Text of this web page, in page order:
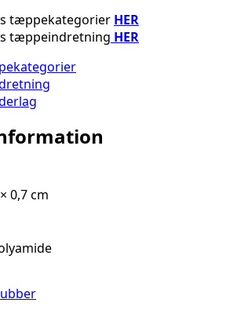
tæppekategorier HER
tæppeindretning HER
0,7 cm